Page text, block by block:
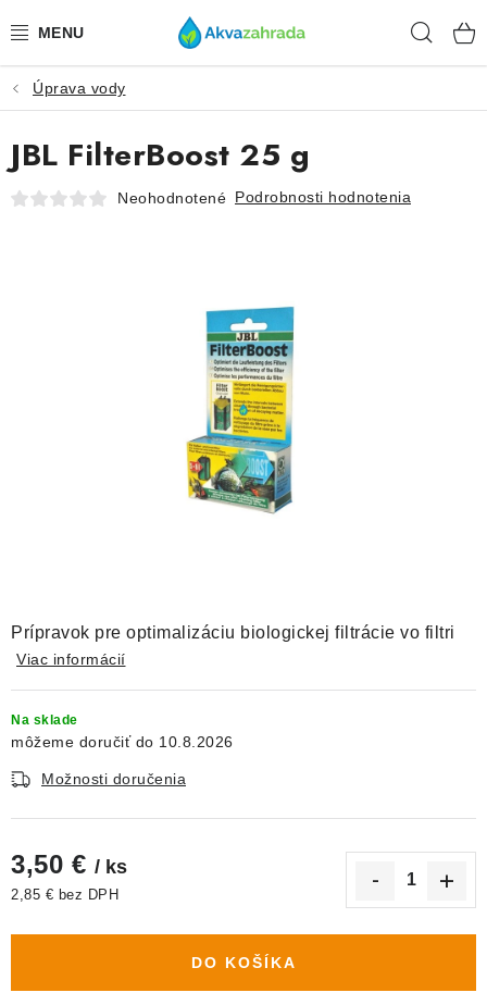
na
TECHNIKA
HNOJIVÁ
VODA
VÝPREDAJ
O nás
Úprava vody
Prípravok pre optimalizáciu biologickej filtrácie vo filtri
Viac informácií
Na sklade
10.8.2026
Možnosti doručenia
3,50 € / ks
2,85 € bez DPH
DO KOŠÍKA
JBL FilterBoost 25 g
Neohodnotené Podrobnosti hodnotenia